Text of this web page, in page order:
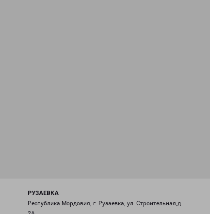
РУЗАЕВКА
Республика Мордовия, г. Рузаевка, ул. Строительная,д.